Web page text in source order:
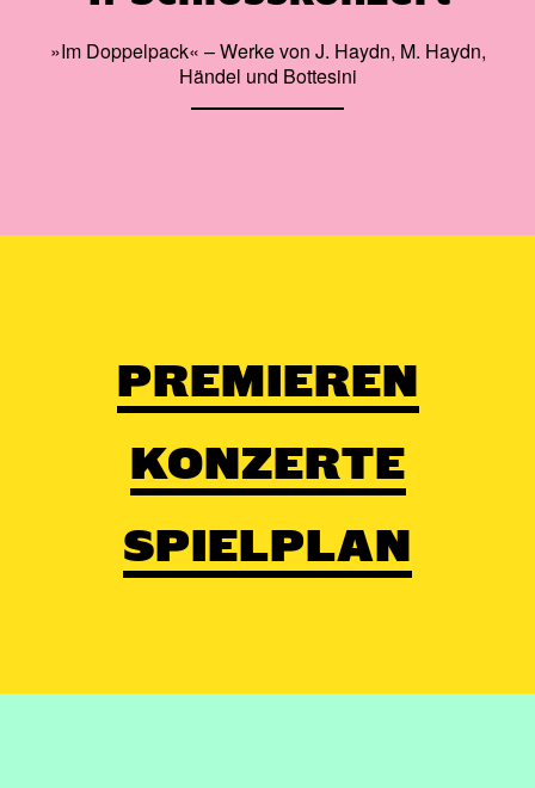
»Im Doppelpack« – Werke von J. Haydn, M. Haydn,
Händel und Bottesini
PREMIEREN
KONZERTE
SPIELPLAN